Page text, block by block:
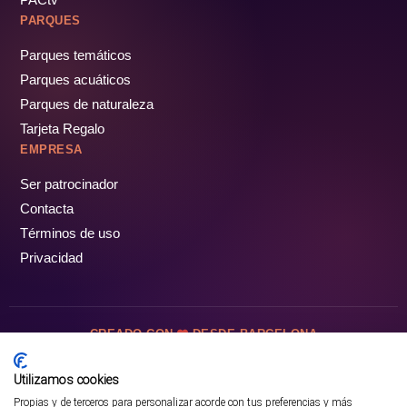
Mejor opción en SATOORDAY
PARQUES
Parques temáticos
Parques acuáticos
Parques de naturaleza
Tarjeta Regalo
EMPRESA
Ser patrocinador
Contacta
Términos de uso
Privacidad
CREADO CON DESDE BARCELONA
Utilizamos cookies
Propias y de terceros para personalizar acorde con tus preferencias y más